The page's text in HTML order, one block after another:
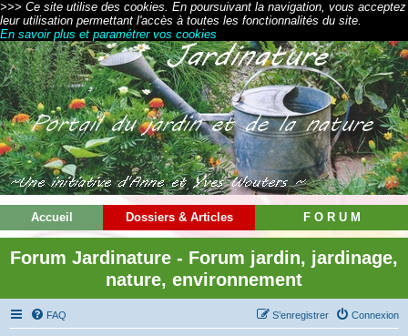
>>> Ce site utilise des cookies. En poursuivant la navigation, vous acceptez
leur utilisation permettant l'accès à toutes les fonctionnalités du site.
En savoir plus et paramétrer vos cookies
Accueil Dossiers & Articles F O R U M
Forum Jardinature - Forum jardin, jardinage,
nature, environnement
FAQ Connexion
S’enregistrer